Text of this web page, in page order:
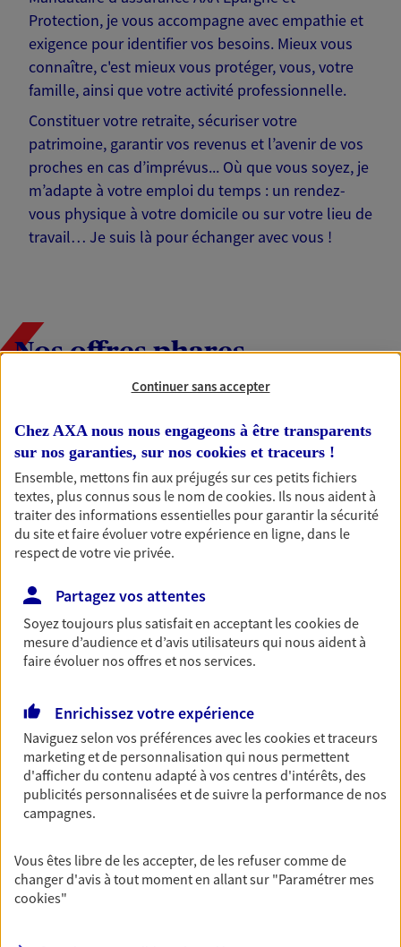
Protection, je vous accompagne avec empathie et
exigence pour identifier vos besoins. Mieux vous
connaître, c'est mieux vous protéger, vous, votre
famille, ainsi que votre activité professionnelle.
Constituer votre retraite, sécuriser votre
patrimoine, garantir vos revenus et l’avenir de vos
proches en cas d’imprévus... Où que vous soyez, je
m’adapte à votre emploi du temps : un rendez-
vous physique à votre domicile ou sur votre lieu de
travail… Je suis là pour échanger avec vous !
Nos offres phares
Épargne
Réalisez vos projets grâce à votre épargne : achat
immobilier, études des enfants ou voyage autour
du monde… Épargnez à votre rythme et
simplement, selon votre profil.
Préparez sereinement ce nouveau chapitre de
votre vie avec les conseils d'un expert. Découvrez
notre solution PER (Plan Epargne Retraite)
spécialement conçue pour la retraite.
Santé
Couvrez vos dépenses de santé ainsi que celles de
votre famille avec la complémentaire santé qui
vous ressemble.
Prévoyance
Pour un avenir serein, assurez-vous avec notre
contrat prévoyance. Préservez vos proches en cas
d'accident ou de maladie en optant pour les
garanties incapacité temporaire totale de travail,
Continuer sans accepter
Chez AXA nous nous engageons à être transparents
sur nos garanties, sur nos cookies et traceurs !
Ensemble, mettons fin aux préjugés sur ces petits fichiers
textes, plus connus sous le nom decookies. Ils nous aident à
traiter des informations essentielles pour garantir la sécurité
du site et faire évoluer votre expérience en ligne, dans le
respect de votre vie privée.
Partagez vos attentes
Soyez toujours plus satisfait en acceptant lescookiesde
mesure d’audience et d’avis utilisateurs qui nous aident à
faire évoluer nos offres et nos services.
Enrichissez votre expérience
Naviguez selon vos préférences avec lescookies et traceurs
marketing et de personnalisation qui nous permettent
d'afficher du contenu adapté à vos centres d'intérêts, des
publicités personnalisées et de suivre la performance de nos
campagnes.
Vous êtes libre de les accepter, de les refuser comme de
changer d'avis à tout moment en allant sur "Paramétrer mes
cookies"